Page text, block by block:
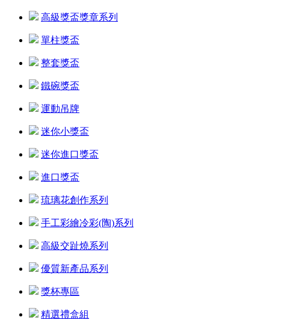
高級獎盃獎章系列
單柱獎盃
整套獎盃
鐵碗獎盃
運動吊牌
迷你小獎盃
迷你進口獎盃
進口獎盃
琉璃花創作系列
手工彩繪冷彩(陶)系列
高級交趾燒系列
優質新產品系列
獎杯專區
精選禮盒組